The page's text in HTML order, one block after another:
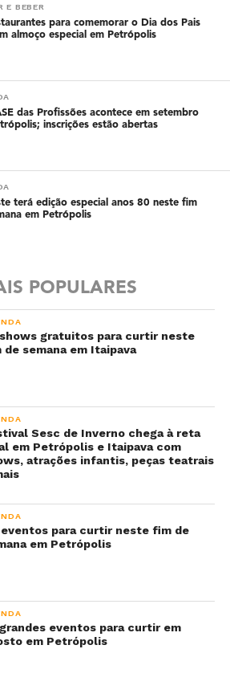
E BEBER
para comemorar o Dia dos Pais
almoço especial em Petrópolis
das Profissões acontece em setembro
inscrições estão abertas
terá edição especial anos 80 neste fim
em Petrópolis
POPULARES
gratuitos para curtir neste
de semana em Itaipava
Sesc de Inverno chega à reta
em Petrópolis e Itaipava com
atrações infantis, peças teatrais
para curtir neste fim de
em Petrópolis
eventos para curtir em
em Petrópolis